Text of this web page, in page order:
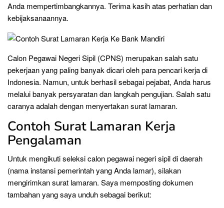
Anda mempertimbangkannya. Terima kasih atas perhatian dan
kebijaksanaannya.
Calon Pegawai Negeri Sipil (CPNS) merupakan salah satu
pekerjaan yang paling banyak dicari oleh para pencari kerja di
Indonesia. Namun, untuk berhasil sebagai pejabat, Anda harus
melalui banyak persyaratan dan langkah pengujian. Salah satu
caranya adalah dengan menyertakan surat lamaran.
Contoh Surat Lamaran Kerja
Pengalaman
Untuk mengikuti seleksi calon pegawai negeri sipil di daerah
(nama instansi pemerintah yang Anda lamar), silakan
mengirimkan surat lamaran. Saya memposting dokumen
tambahan yang saya unduh sebagai berikut: